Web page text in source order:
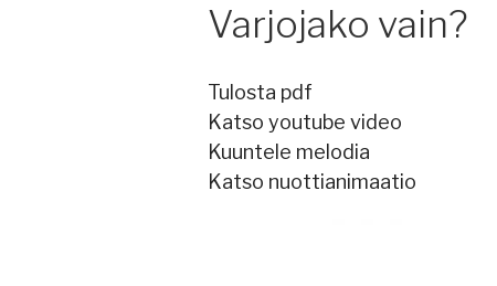
Varjojako vain?
Tulosta pdf
Katso youtube video
Kuuntele melodia
Katso nuottianimaatio